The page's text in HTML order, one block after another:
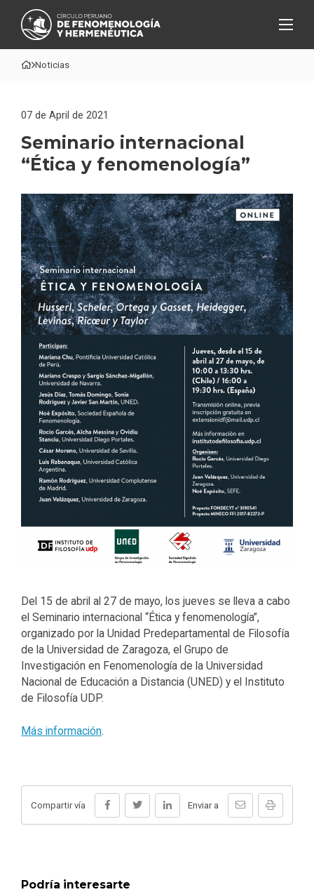
Noticias
07 de April de 2021
Seminario internacional
“Ética y fenomenología”
Del 15 de abril al 27 de mayo, los jueves se lleva a cabo
el Seminario internacional “Ética y fenomenología”,
organizado por la Unidad Predepartamental de Filosofía
de la Universidad de Zaragoza, el Grupo de
Investigación en Fenomenología de la Universidad
Nacional de Educación a Distancia (UNED) y el Instituto
de Filosofía UDP.
Más información.
Compartir vía Enviar a
Podría interesarte